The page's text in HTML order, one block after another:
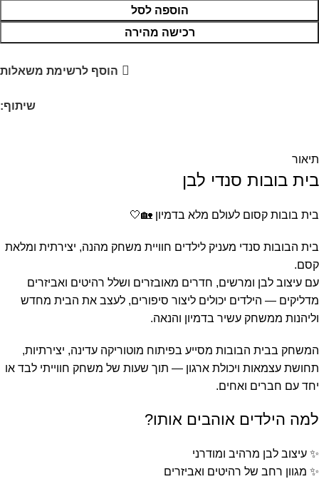
הוספה לסל
רכישה מהירה
הוסף לרשימת משאלות
שיתוף:
תיאור
בית בובות סנדי לבן
בית בובות קסום לעולם מלא בדמיון 🏡🤍
בית הבובות סנדי מעניק לילדים חוויית משחק מהנה, יצירתית ומלאת
קסם.
עם עיצוב לבן ומרשים, חדרים מאובזרים ושלל רהיטים ואביזרים
מדליקים — הילדים יכולים ליצור סיפורים, לעצב את הבית מחדש
וליהנות ממשחק עשיר בדמיון והנאה.
המשחק בבית הבובות מסייע בפיתוח מוטוריקה עדינה, יצירתיות,
תחושת עצמאות ויכולת ארגון — תוך שעות של משחק חווייתי לבד או
יחד עם חברים ואחים.
למה הילדים אוהבים אותו?
✨ עיצוב לבן מרהיב ומודרני
✨ מגוון רחב של רהיטים ואביזרים